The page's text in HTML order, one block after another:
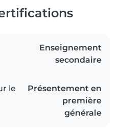
Enseignement
secondaire
le
Présentement en
première
générale